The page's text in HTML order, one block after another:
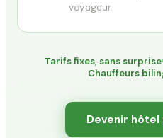
voyageur.
Tarifs fixes, sans surprise
Chauffeurs
Devenir